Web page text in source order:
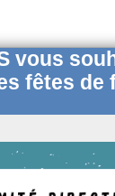
vous
fêtes de